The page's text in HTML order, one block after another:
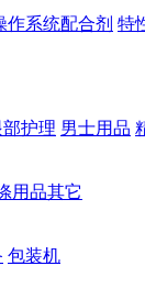
作系统配合剂 特
部护理 男士用品
用品其它
包装机